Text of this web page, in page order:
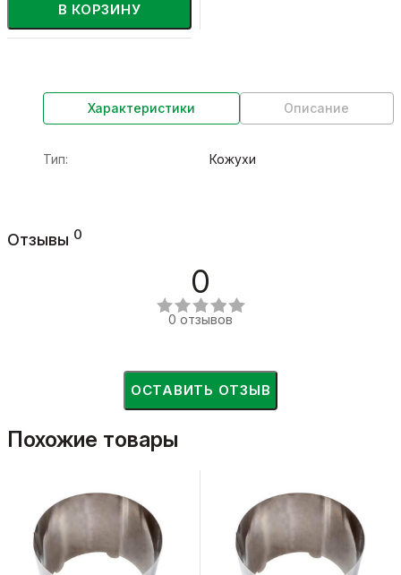
В КОРЗИНУ
Характеристики Описание
Тип: Кожухи
Отзывы 0
0
0 отзывов
ОСТАВИТЬ ОТЗЫВ
Похожие товары